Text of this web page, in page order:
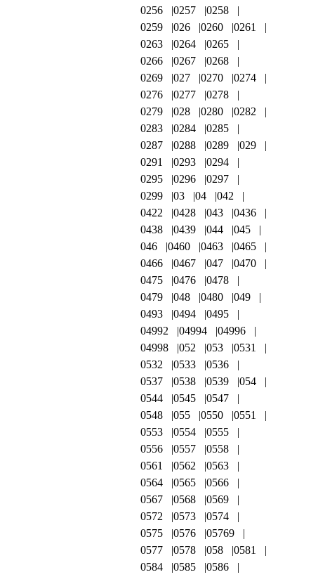
0256
0257
0258
0259
026 0260
0261
0263
0264
0265
0266
0267
0268
0269
027 0270
0274
0276
0277
0278
0279
028 0280
0282
0283
0284
0285
0287
0288 0289
029
0291
0293
0294
0295
0296
0297
0299
03 04
042
0422
0428 043
0436
0438
0439 044
045
046
0460 0463
0465
0466
0467 047
0470
0475
0476
0478
0479
048 0480
049
0493
0494
0495
04992
04994
04996
04998
052 053
0531
0532
0533
0536
0537
0538 0539
054
0544
0545
0547
0548
055 0550
0551
0553
0554
0555
0556
0557
0558
0561
0562
0563
0564
0565
0566
0567
0568
0569
0572
0573
0574
0575
0576
05769
0577
0578 058
0581
0584
0585
0586